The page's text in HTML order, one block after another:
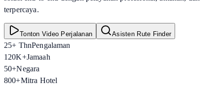
terpercaya.
Tonton Video Perjalanan Asisten Rute Finder
25+ ThnPengalaman
120K+Jamaah
50+Negara
800+Mitra Hotel